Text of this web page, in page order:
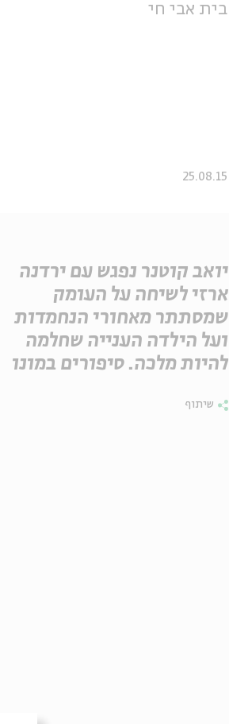
בית אבי חי
25.08.15
יואב קוטנר נפגש עם ירדנה
ארזי לשיחה על העומק
שמסתתר מאחורי הנחמדות
ועל הילדה הענייה שחלמה
להיות מלכה. סיפורים במונו
שיתוף